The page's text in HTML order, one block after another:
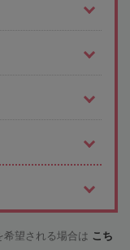
希望される場合は こち